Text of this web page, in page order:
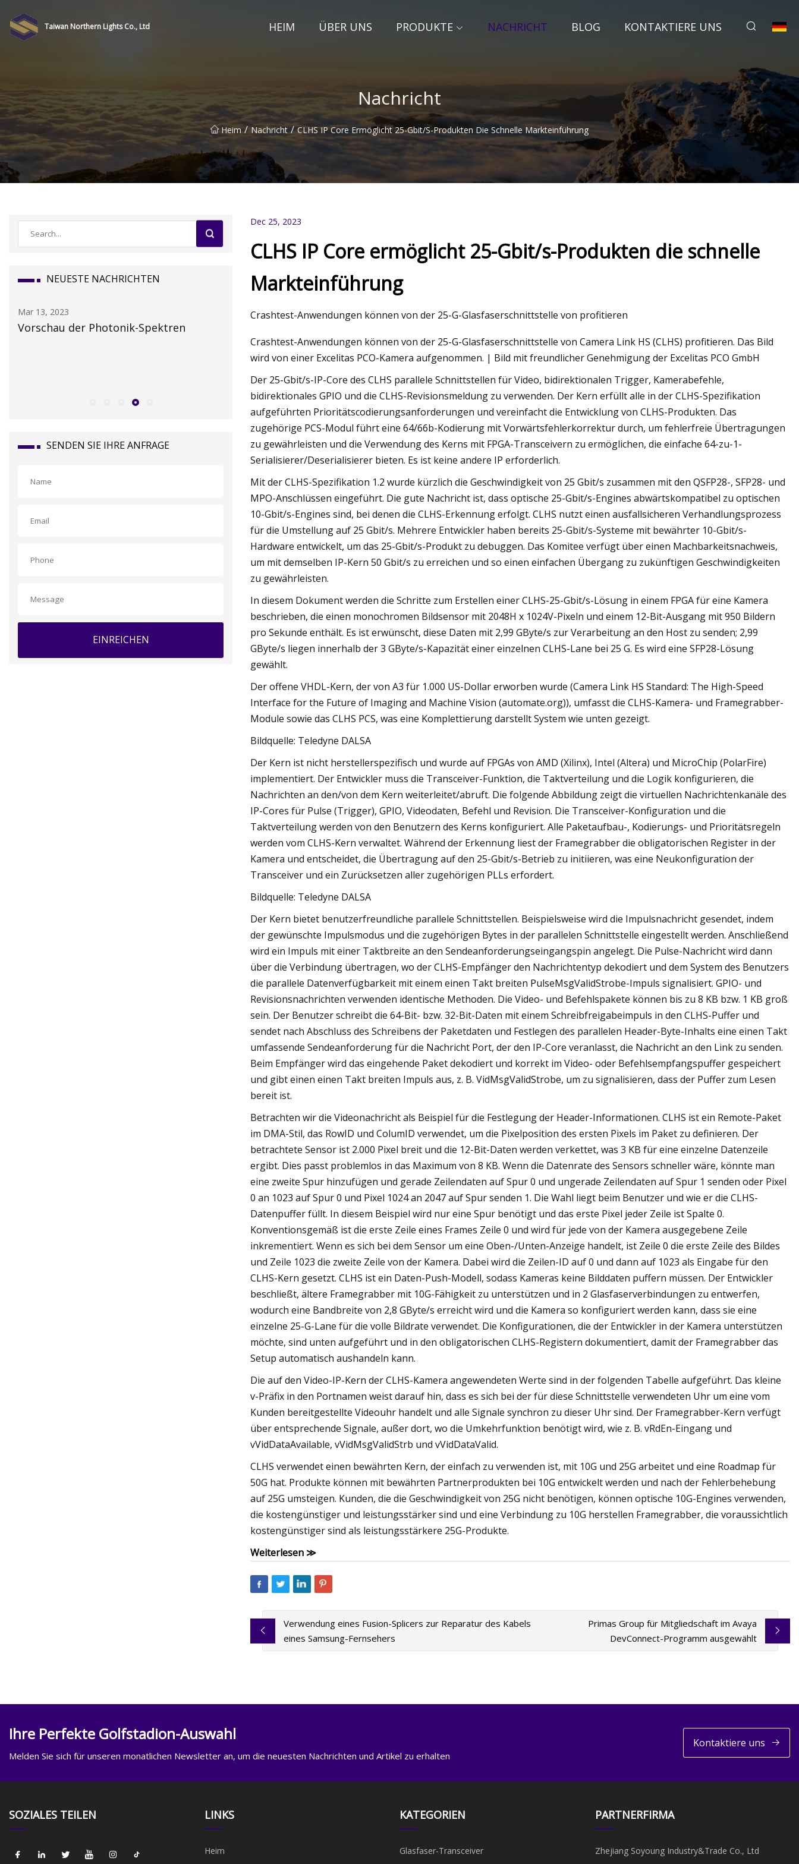
Taiwan Northern Lights Co., Ltd HEIM ÜBER UNS PRODUKTE NACHRICHT BLOG KONTAKTIERE UNS
Nachricht
Heim / Nachricht / CLHS IP Core Ermöglicht 25-Gbit/s-Produkten Die Schnelle Markteinführung
NEUESTE NACHRICHTEN
Mar 13, 2023
Vorschau der Photonik-Spektren
Mar 15, 2023
von westlicher Ausrüstung entwöhnen
Mar 07, 2023
Kommunikationsinfrastruktur mit
Avaya
SENDEN SIE IHRE ANFRAGE
EINREICHEN
Dec 25, 2023
CLHS IP Core ermöglicht 25-Gbit/s-Produkten die schnelle
Markteinführung
Crashtest-Anwendungen können von der 25-G-Glasfaserschnittstelle von profitieren
Crashtest-Anwendungen können von der 25-G-Glasfaserschnittstelle von Camera Link HS (CLHS) profitieren. Das Bild
wird von einer Excelitas PCO-Kamera aufgenommen. | Bild mit freundlicher Genehmigung der Excelitas PCO GmbH
Der 25-Gbit/s-IP-Core des CLHS parallele Schnittstellen für Video, bidirektionalen Trigger, Kamerabefehle,
bidirektionales GPIO und die CLHS-Revisionsmeldung zu verwenden. Der Kern erfüllt alle in der CLHS-Spezifikation
aufgeführten Prioritätscodierungsanforderungen und vereinfacht die Entwicklung von CLHS-Produkten. Das
zugehörige PCS-Modul führt eine 64/66b-Kodierung mit Vorwärtsfehlerkorrektur durch, um fehlerfreie Übertragungen
zu gewährleisten und die Verwendung des Kerns mit FPGA-Transceivern zu ermöglichen, die einfache 64-zu-1-
Serialisierer/Deserialisierer bieten. Es ist keine andere IP erforderlich.
Mit der CLHS-Spezifikation 1.2 wurde kürzlich die Geschwindigkeit von 25 Gbit/s zusammen mit den QSFP28-, SFP28- und
MPO-Anschlüssen eingeführt. Die gute Nachricht ist, dass optische 25-Gbit/s-Engines abwärtskompatibel zu optischen
10-Gbit/s-Engines sind, bei denen die CLHS-Erkennung erfolgt. CLHS nutzt einen ausfallsicheren Verhandlungsprozess
für die Umstellung auf 25 Gbit/s. Mehrere Entwickler haben bereits 25-Gbit/s-Systeme mit bewährter 10-Gbit/s-
Hardware entwickelt, um das 25-Gbit/s-Produkt zu debuggen. Das Komitee verfügt über einen Machbarkeitsnachweis,
um mit demselben IP-Kern 50 Gbit/s zu erreichen und so einen einfachen Übergang zu zukünftigen Geschwindigkeiten
zu gewährleisten.
In diesem Dokument werden die Schritte zum Erstellen einer CLHS-25-Gbit/s-Lösung in einem FPGA für eine Kamera
beschrieben, die einen monochromen Bildsensor mit 2048H x 1024V-Pixeln und einem 12-Bit-Ausgang mit 950 Bildern
pro Sekunde enthält. Es ist erwünscht, diese Daten mit 2,99 GByte/s zur Verarbeitung an den Host zu senden; 2,99
GByte/s liegen innerhalb der 3 GByte/s-Kapazität einer einzelnen CLHS-Lane bei 25 G. Es wird eine SFP28-Lösung
gewählt.
Der offene VHDL-Kern, der von A3 für 1.000 US-Dollar erworben wurde (Camera Link HS Standard: The High-Speed ​​
Interface for the Future of Imaging and Machine Vision (automate.org)), umfasst die CLHS-Kamera- und Framegrabber-
Module sowie das CLHS PCS, was eine Komplettierung darstellt System wie unten gezeigt.
Bildquelle: Teledyne DALSA
Der Kern ist nicht herstellerspezifisch und wurde auf FPGAs von AMD (Xilinx), Intel (Altera) und MicroChip (PolarFire)
implementiert. Der Entwickler muss die Transceiver-Funktion, die Taktverteilung und die Logik konfigurieren, die
Nachrichten an den/von dem Kern weiterleitet/abruft. Die folgende Abbildung zeigt die virtuellen Nachrichtenkanäle des
IP-Cores für Pulse (Trigger), GPIO, Videodaten, Befehl und Revision. Die Transceiver-Konfiguration und die
Taktverteilung werden von den Benutzern des Kerns konfiguriert. Alle Paketaufbau-, Kodierungs- und Prioritätsregeln
werden vom CLHS-Kern verwaltet. Während der Erkennung liest der Framegrabber die obligatorischen Register in der
Kamera und entscheidet, die Übertragung auf den 25-Gbit/s-Betrieb zu initiieren, was eine Neukonfiguration der
Transceiver und ein Zurücksetzen aller zugehörigen PLLs erfordert.
Bildquelle: Teledyne DALSA
Der Kern bietet benutzerfreundliche parallele Schnittstellen. Beispielsweise wird die Impulsnachricht gesendet, indem
der gewünschte Impulsmodus und die zugehörigen Bytes in der parallelen Schnittstelle eingestellt werden. Anschließend
wird ein Impuls mit einer Taktbreite an den Sendeanforderungseingangspin angelegt. Die Pulse-Nachricht wird dann
über die Verbindung übertragen, wo der CLHS-Empfänger den Nachrichtentyp dekodiert und dem System des Benutzers
die parallele Datenverfügbarkeit mit einem einen Takt breiten PulseMsgValidStrobe-Impuls signalisiert. GPIO- und
Revisionsnachrichten verwenden identische Methoden. Die Video- und Befehlspakete können bis zu 8 KB bzw. 1 KB groß
sein. Der Benutzer schreibt die 64-Bit- bzw. 32-Bit-Daten mit einem Schreibfreigabeimpuls in den CLHS-Puffer und
sendet nach Abschluss des Schreibens der Paketdaten und Festlegen des parallelen Header-Byte-Inhalts eine einen Takt
umfassende Sendeanforderung für die Nachricht Port, der den IP-Core veranlasst, die Nachricht an den Link zu senden.
Beim Empfänger wird das eingehende Paket dekodiert und korrekt im Video- oder Befehlsempfangspuffer gespeichert
und gibt einen einen Takt breiten Impuls aus, z. B. VidMsgValidStrobe, um zu signalisieren, dass der Puffer zum Lesen
bereit ist.
Betrachten wir die Videonachricht als Beispiel für die Festlegung der Header-Informationen. CLHS ist ein Remote-Paket
im DMA-Stil, das RowID und ColumID verwendet, um die Pixelposition des ersten Pixels im Paket zu definieren. Der
betrachtete Sensor ist 2.000 Pixel breit und die 12-Bit-Daten werden verkettet, was 3 KB für eine einzelne Datenzeile
ergibt. Dies passt problemlos in das Maximum von 8 KB. Wenn die Datenrate des Sensors schneller wäre, könnte man
eine zweite Spur hinzufügen und gerade Zeilendaten auf Spur 0 und ungerade Zeilendaten auf Spur 1 senden oder Pixel
0 an 1023 auf Spur 0 und Pixel 1024 an 2047 auf Spur senden 1. Die Wahl liegt beim Benutzer und wie er die CLHS-
Datenpuffer füllt. In diesem Beispiel wird nur eine Spur benötigt und das erste Pixel jeder Zeile ist Spalte 0.
Konventionsgemäß ist die erste Zeile eines Frames Zeile 0 und wird für jede von der Kamera ausgegebene Zeile
inkrementiert. Wenn es sich bei dem Sensor um eine Oben-/Unten-Anzeige handelt, ist Zeile 0 die erste Zeile des Bildes
und Zeile 1023 die zweite Zeile von der Kamera. Dabei wird die Zeilen-ID auf 0 und dann auf 1023 als Eingabe für den
CLHS-Kern gesetzt. CLHS ist ein Daten-Push-Modell, sodass Kameras keine Bilddaten puffern müssen. Der Entwickler
beschließt, ältere Framegrabber mit 10G-Fähigkeit zu unterstützen und in 2 Glasfaserverbindungen zu entwerfen,
wodurch eine Bandbreite von 2,8 GByte/s erreicht wird und die Kamera so konfiguriert werden kann, dass sie eine
einzelne 25-G-Lane für die volle Bildrate verwendet. Die Konfigurationen, die der Entwickler in der Kamera unterstützen
möchte, sind unten aufgeführt und in den obligatorischen CLHS-Registern dokumentiert, damit der Framegrabber das
Setup automatisch aushandeln kann.
Die auf den Video-IP-Kern der CLHS-Kamera angewendeten Werte sind in der folgenden Tabelle aufgeführt. Das kleine
v-Präfix in den Portnamen weist darauf hin, dass es sich bei der für diese Schnittstelle verwendeten Uhr um eine vom
Kunden bereitgestellte Videouhr handelt und alle Signale synchron zu dieser Uhr sind. Der Framegrabber-Kern verfügt
über entsprechende Signale, außer dort, wo die Umkehrfunktion benötigt wird, wie z. B. vRdEn-Eingang und
vVidDataAvailable, vVidMsgValidStrb und vVidDataValid.
CLHS verwendet einen bewährten Kern, der einfach zu verwenden ist, mit 10G und 25G arbeitet und eine Roadmap für
50G hat. Produkte können mit bewährten Partnerprodukten bei 10G entwickelt werden und nach der Fehlerbehebung
auf 25G umsteigen. Kunden, die die Geschwindigkeit von 25G nicht benötigen, können optische 10G-Engines verwenden,
die kostengünstiger und leistungsstärker sind und eine Verbindung zu 10G herstellen Framegrabber, die voraussichtlich
kostengünstiger sind als leistungsstärkere 25G-Produkte.
Weiterlesen ≫
Verwendung eines Fusion-Splicers zur Reparatur des Kabels
eines Samsung-Fernsehers
Primas Group für Mitgliedschaft im Avaya
DevConnect-Programm ausgewählt
Ihre Perfekte Golfstadion-Auswahl
Melden Sie sich für unseren monatlichen Newsletter an, um die neuesten Nachrichten und Artikel zu erhalten
Kontaktiere uns
SOZIALES TEILEN LINKS
Heim
KATEGORIEN
Glasfaser-Transceiver
PARTNERFIRMA
Zhejiang Soyoung Industry&Trade Co., Ltd